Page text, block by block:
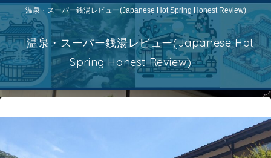
温泉・スーパー銭湯レビュー(Japanese Hot Spring Honest Review)
温泉・スーパー銭湯レビュー(Japanese Hot
Spring Honest Review)